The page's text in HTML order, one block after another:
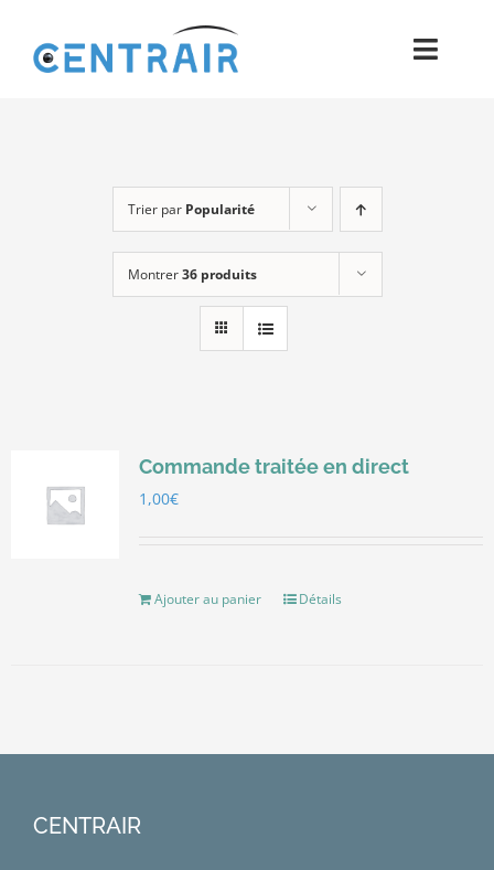
contenu
Moyens
Pièces
Process
Trier par Popularité
Montrer36 produits
Commande traitée en direct
1,00€
Ajouter au panier Détails
CENTRAIR